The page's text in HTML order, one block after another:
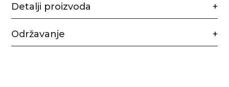
Detalji proizvoda
Održavanje